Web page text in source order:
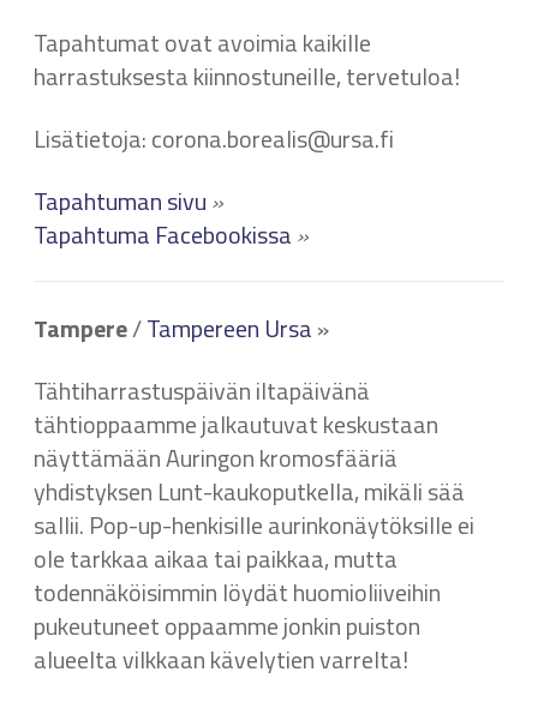
Tapahtumat ovat avoimia kaikille
harrastuksesta kiinnostuneille, tervetuloa!
Lisätietoja: corona.borealis@ursa.fi
Tapahtuman sivu»
Tapahtuma Facebookissa»
Tampere/Tampereen Ursa»
Tähtiharrastuspäivän iltapäivänä
tähtioppaamme jalkautuvat keskustaan
näyttämään Auringon kromosfääriä
yhdistyksen Lunt-kaukoputkella, mikäli sää
sallii. Pop-up-henkisille aurinkonäytöksille ei
ole tarkkaa aikaa tai paikkaa, mutta
todennäköisimmin löydät huomioliiveihin
pukeutuneet oppaamme jonkin puiston
alueelta vilkkaan kävelytien varrelta!